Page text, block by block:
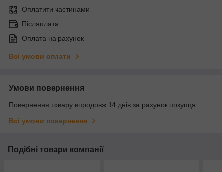
Оплатити частинами
Післяплата
Оплата на рахунок
Всі умови оплати
Умови повернення
Повернення товару впродовж 14 днів за рахунок покупця
Всі умови повернення
Подібні товари компанії